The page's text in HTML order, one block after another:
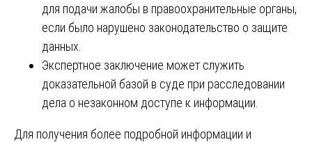
для подачи жалобы в правоохранительные органы,
если было нарушено законодательство о защите
данных.
Экспертное заключение может служить
доказательной базой в суде при расследовании
дела о незаконном доступе к информации.
Для получения более подробной информации и